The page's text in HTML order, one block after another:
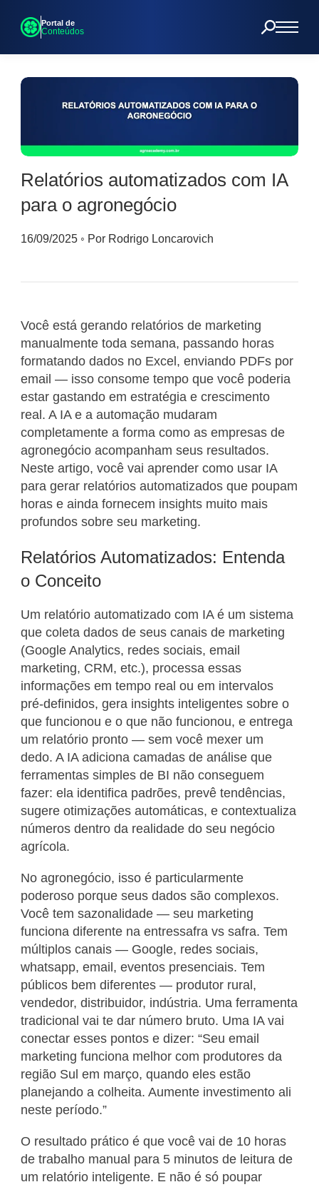
Portal de
Conteúdos
Relatórios automatizados com IA
para o agronegócio
16/09/2025 ◦ Por Rodrigo Loncarovich
Você está gerando relatórios de marketing
manualmente toda semana, passando horas
formatando dados no Excel, enviando PDFs por
email — isso consome tempo que você poderia
estar gastando em estratégia e crescimento
real. A IA e a automação mudaram
completamente a forma como as empresas de
agronegócio acompanham seus resultados.
Neste artigo, você vai aprender como usar IA
para gerar relatórios automatizados que poupam
horas e ainda fornecem insights muito mais
profundos sobre seu marketing.
Relatórios Automatizados: Entenda
o Conceito
Um relatório automatizado com IA é um sistema
que coleta dados de seus canais de marketing
(Google Analytics, redes sociais, email
marketing, CRM, etc.), processa essas
informações em tempo real ou em intervalos
pré-definidos, gera insights inteligentes sobre o
que funcionou e o que não funcionou, e entrega
um relatório pronto — sem você mexer um
dedo. A IA adiciona camadas de análise que
ferramentas simples de BI não conseguem
fazer: ela identifica padrões, prevê tendências,
sugere otimizações automáticas, e contextualiza
números dentro da realidade do seu negócio
agrícola.
No agronegócio, isso é particularmente
poderoso porque seus dados são complexos.
Você tem sazonalidade — seu marketing
funciona diferente na entressafra vs safra. Tem
múltiplos canais — Google, redes sociais,
whatsapp, email, eventos presenciais. Tem
públicos bem diferentes — produtor rural,
vendedor, distribuidor, indústria. Uma ferramenta
tradicional vai te dar número bruto. Uma IA vai
conectar esses pontos e dizer: “Seu email
marketing funciona melhor com produtores da
região Sul em março, quando eles estão
planejando a colheita. Aumente investimento ali
neste período.”
O resultado prático é que você vai de 10 horas
de trabalho manual para 5 minutos de leitura de
um relatório inteligente. E não é só poupar